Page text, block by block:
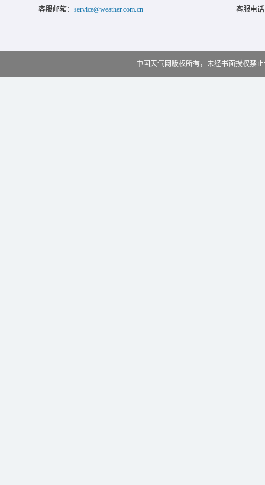
客服邮箱： service@weather.com.cn 客服电
中国天气网版权所有，未经书面授权